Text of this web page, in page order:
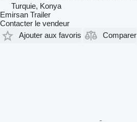
Turquie, Konya
Emirsan Trailer
Contacter le vendeur
Ajouter aux favoris
Comparer